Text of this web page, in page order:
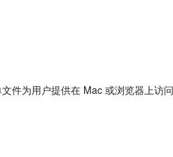
件为用户提供在 Mac 或浏览器上访